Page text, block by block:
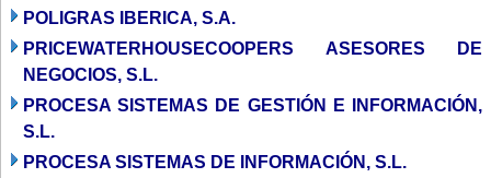
POLIGRAS IBERICA, S.A.
PRICEWATERHOUSECOOPERS ASESORES DE
NEGOCIOS, S.L.
PROCESA SISTEMAS DE GESTIÓN E INFORMACIÓN,
S.L.
PROCESA SISTEMAS DE INFORMACIÓN, S.L.